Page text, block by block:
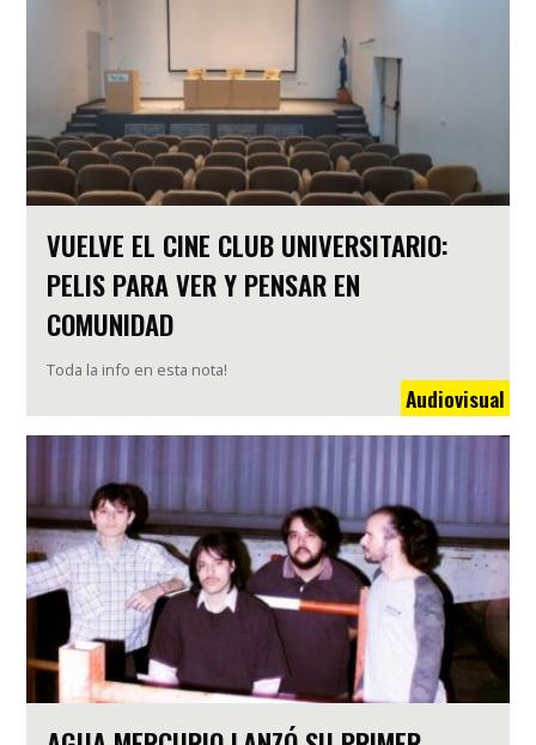
VUELVE EL CINE CLUB UNIVERSITARIO:
PELIS PARA VER Y PENSAR EN
COMUNIDAD
Toda la info en esta nota!
Audiovisual